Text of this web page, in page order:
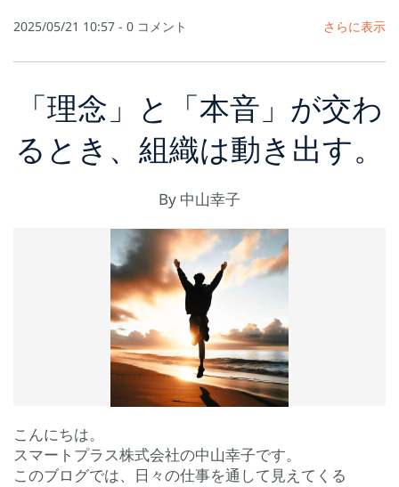
2025/05/21 10:57 - 0 コメント さらに表示
「理念」と「本音」が交わ
るとき、組織は動き出す。
By 中山幸子
こんにちは。
スマートプラス株式会社の中山幸子です。
このブログでは、日々の仕事を通して見えてくる